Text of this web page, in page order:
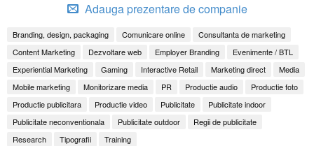
Adauga prezentare de companie
Branding, design, packaging Comunicare online
Consultanta de marketing
Content Marketing
Dezvoltare web Employer Branding
Evenimente / BTL
Experiential Marketing
Gaming Interactive Retail Marketing direct
Media
Mobile marketing
Monitorizare media PR Productie audio
Productie foto
Productie publicitara
Productie video Publicitate
Publicitate indoor
Publicitate neconventionala
Publicitate outdoor
Regii de publicitate
Research
Tipografii Training